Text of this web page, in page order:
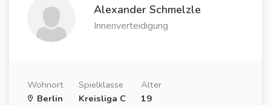
Alexander Schmelzle
Innenverteidigung
Wohnort
Berlin
Spielklasse
Kreisliga C
Alter
19